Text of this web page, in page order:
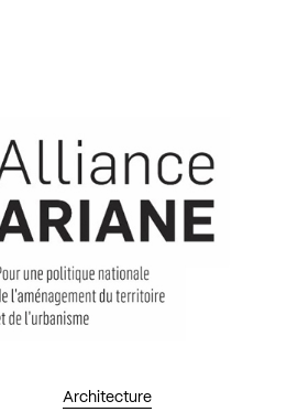
Architecture